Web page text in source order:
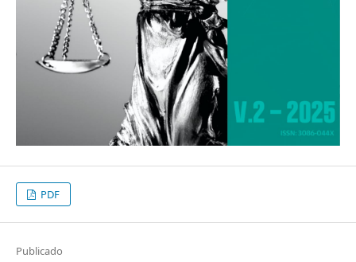
PDF
Publicado